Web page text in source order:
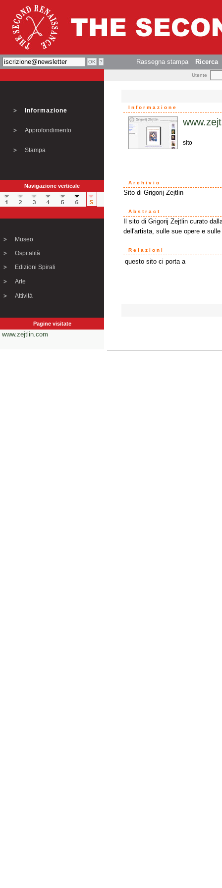
Rassegna stampa Ricerca
Utente
Informazione
Approfondimento
Stampa
Navigazione verticale
Museo
Ospitalità
Edizioni Spirali
Arte
Attività
Pagine visitate
www.zejtlin.com
Informazione
sito
Archivio
Sito di Grigorij Zejtlin
Abstract
Il sito di Grigorij Zejtlin curato
dell'artista, sulle sue opere e
Relazioni
questo sito ci porta a